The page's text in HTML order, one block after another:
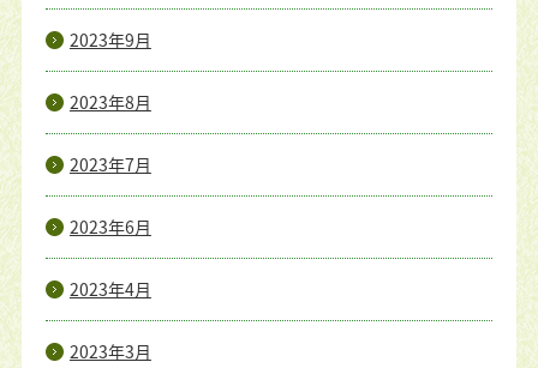
2023年9月
2023年8月
2023年7月
2023年6月
2023年4月
2023年3月